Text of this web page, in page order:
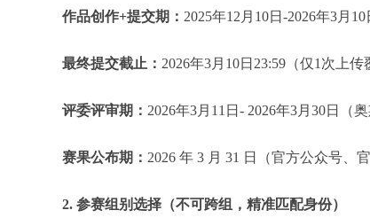
作品创作+提交期： 2025年12月10日-2026年3月10
最终提交截止： 2026年3月10日23:59（仅1次上
评委评审期： 2026年3月11日- 2026年3月30日（
赛果公布期： 2026 年 3 月 31 日（官方公众号、
2. 参赛组别选择（不可跨组，精准匹配身份）